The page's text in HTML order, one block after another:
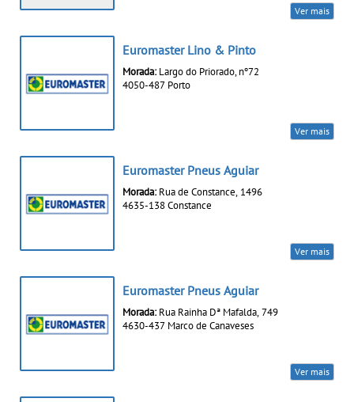
Ver mais
Euromaster Lino & Pinto
Morada: Largo do Priorado, nº72
4050-487 Porto
Ver mais
Euromaster Pneus Aguiar
Morada: Rua de Constance, 1496
4635-138 Constance
Ver mais
Euromaster Pneus Aguiar
Morada: Rua Rainha Dª Mafalda, 749
4630-437 Marco de Canaveses
Ver mais